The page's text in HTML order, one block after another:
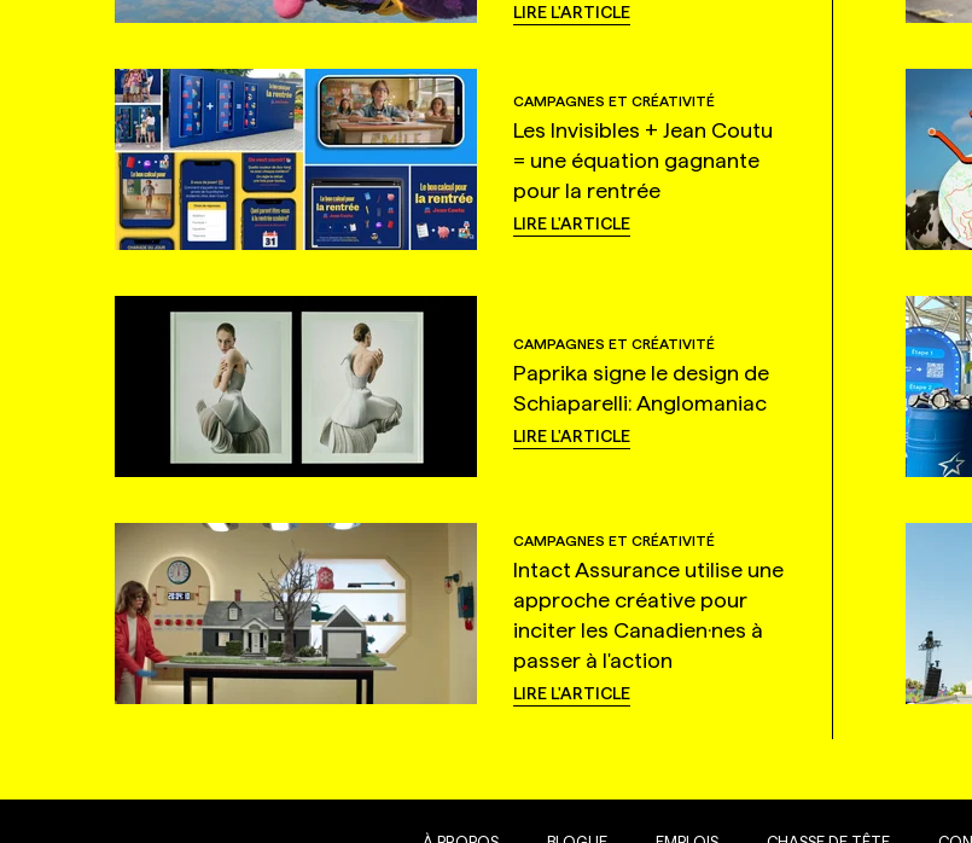
LIRE L'ARTICLE
CAMPAGNES ET CRÉATIVITÉ
Les Invisibles + Jean Coutu
= une équation gagnante
pour la rentrée
LIRE L'ARTICLE
CAMPAGNES ET CRÉATIVITÉ
Paprika signe le design de
Schiaparelli: Anglomaniac
LIRE L'ARTICLE
CAMPAGNES ET CRÉATIVITÉ
Intact Assurance utilise une
approche créative pour
inciter les Canadien·nes à
passer à l'action
LIRE L'ARTICLE